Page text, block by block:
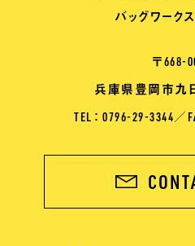
バッグワーク
〒668-
兵庫県豊岡市九
TEL ： 0796-29-3344／